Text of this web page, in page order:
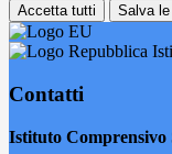
Accetta tutti Salva
Contatti
Istituto Comprensivo